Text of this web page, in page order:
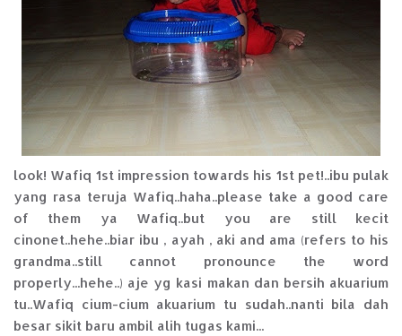
look! Wafiq 1st impression towards his 1st pet!..ibu pulak
yang rasa teruja Wafiq..haha..please take a good care
of them ya Wafiq..but you are still kecit
cinonet..hehe..biar ibu , ayah , aki and ama (refers to his
grandma..still cannot pronounce the word
properly...hehe..) aje yg kasi makan dan bersih akuarium
tu..Wafiq cium-cium akuarium tu sudah..nanti bila dah
besar sikit baru ambil alih tugas kami...